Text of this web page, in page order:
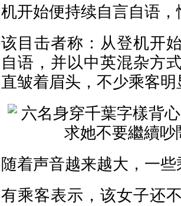
机开始便持续自言自语
该目击者称：从登机开
自语，并以中英混杂方
直皱着眉头，不少乘客
随着声音越来越大，一
有乘客表示，该女子还